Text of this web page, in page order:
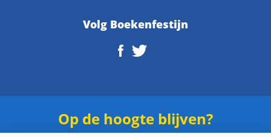
Volg Boekenfestijn
Op de hoogte blijven?